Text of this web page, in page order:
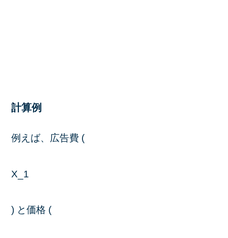
計算例
例えば、広告費 (
X_1
) と価格 (